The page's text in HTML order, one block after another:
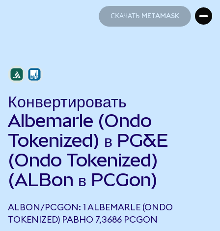
СКАЧАТЬ METAMASK
Конвертировать
Albemarle (Ondo
Tokenized) в PG&E
(Ondo Tokenized)
(ALBon в PCGon)
ALBON/PCGON: 1 ALBEMARLE (ONDO
TOKENIZED) РАВНО 7,3686 PCGON